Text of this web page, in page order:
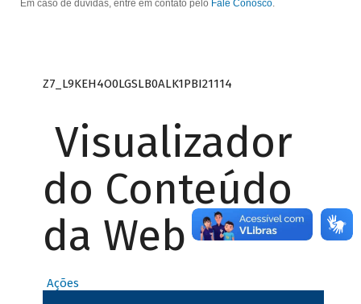
Em caso de dúvidas, entre em contato pelo Fale Conosco.
Z7_L9KEH4O0LGSLB0ALK1PBI21114
Visualizador
do Conteúdo
da Web
Ações